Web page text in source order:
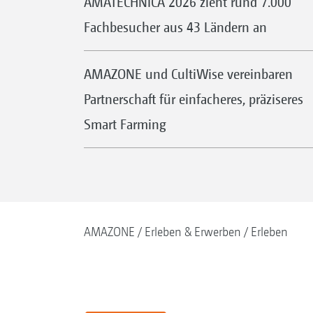
Fachbesucher aus 43 Ländern an
AMAZONE und CultiWise vereinbaren
Partnerschaft für einfacheres, präziseres
Smart Farming
AMAZONE Erleben & Erwerben Erleben